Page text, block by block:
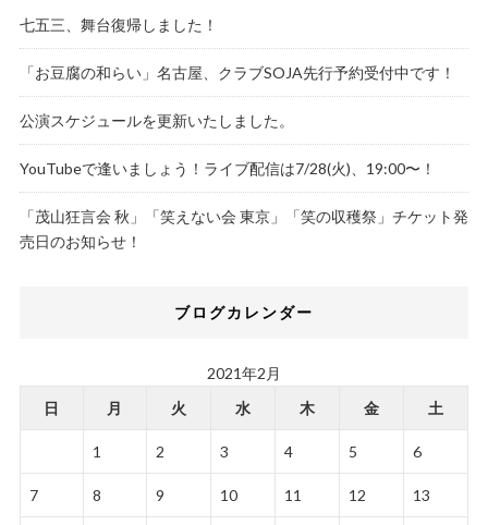
七五三、舞台復帰しました！
「お豆腐の和らい」名古屋、クラブSOJA先行予約受付中です！
公演スケジュールを更新いたしました。
YouTubeで逢いましょう！ライブ配信は7/28(火)、19:00〜！
「茂山狂言会 秋」「笑えない会 東京」「笑の収穫祭」チケット発
売日のお知らせ！
ブログカレンダー
2021年2月
日
月 火 水 木 金 土
1 2 3 4 5 6
7 8 9 10 11 12 13